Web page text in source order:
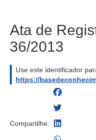
Ata de
36/2013
Use este identificador
https://
Compartilhe: